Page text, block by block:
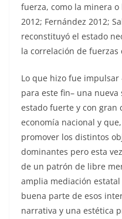
fuerza, como la minera o
2012; Fernández 2012;
reconstituyó el estado
la correlación de fuerzas
Lo que hizo fue
para este fin– una
estado fuerte y con gran
economía nacional y
promover los distintos
dominantes pero esta
de un patrón de libre
amplia mediación
buena parte de esos
narrativa y una estética